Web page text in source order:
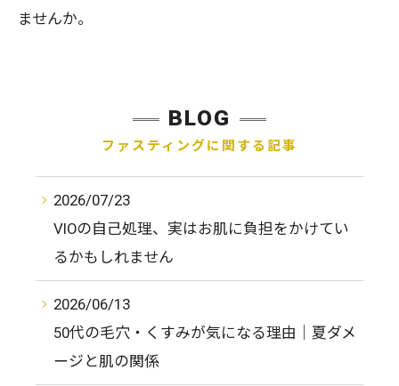
ませんか。
BLOG
ファスティングに関する記事
2026/07/23
VIOの自己処理、実はお肌に負担をかけてい
るかもしれません
2026/06/13
50代の毛穴・くすみが気になる理由｜夏ダメ
ージと肌の関係